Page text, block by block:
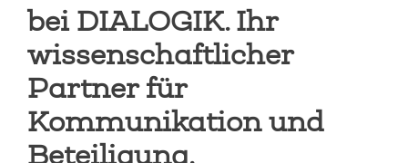
bei DIALOGIK. Ihr
wissenschaftlicher
Partner für
Kommunikation und
Beteiligung.